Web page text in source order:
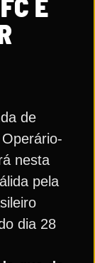
de
nesta
pela
dia 28